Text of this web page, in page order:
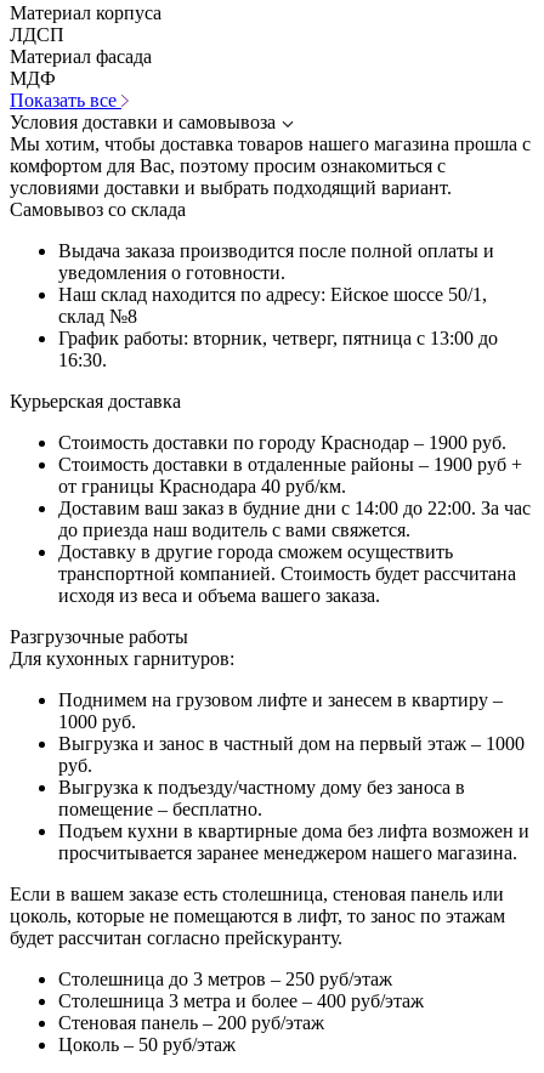
Материал корпуса
ЛДСП
Материал фасада
МДФ
Показать все
Условия доставки и самовывоза
Мы хотим, чтобы доставка товаров нашего магазина прошла с
комфортом для Вас, поэтому просим ознакомиться с
условиями доставки и выбрать подходящий вариант.
Самовывоз со склада
Выдача заказа производится после полной оплаты и
уведомления о готовности.
Наш склад находится по адресу: Ейское шоссе 50/1,
склад №8
График работы: вторник, четверг, пятница с 13:00 до
16:30.
Курьерская доставка
Стоимость доставки по городу Краснодар – 1900 руб.
Стоимость доставки в отдаленные районы – 1900 руб +
от границы Краснодара 40 руб/км.
Доставим ваш заказ в будние дни с 14:00 до 22:00. За час
до приезда наш водитель с вами свяжется.
Доставку в другие города сможем осуществить
транспортной компанией. Стоимость будет рассчитана
исходя из веса и объема вашего заказа.
Разгрузочные работы
Для кухонных гарнитуров:
Поднимем на грузовом лифте и занесем в квартиру –
1000 руб.
Выгрузка и занос в частный дом на первый этаж – 1000
руб.
Выгрузка к подъезду/частному дому без заноса в
помещение – бесплатно.
Подъем кухни в квартирные дома без лифта возможен и
просчитывается заранее менеджером нашего магазина.
Если в вашем заказе есть столешница, стеновая панель или
цоколь, которые не помещаются в лифт, то занос по этажам
будет рассчитан согласно прейскуранту.
Столешница до 3 метров – 250 руб/этаж
Столешница 3 метра и более – 400 руб/этаж
Стеновая панель – 200 руб/этаж
Цоколь – 50 руб/этаж